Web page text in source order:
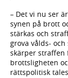
– Det vi nu ser
synen på brott
stärkas och
grova vålds-
skärper straffen
brottsligheten
rättspolitisk